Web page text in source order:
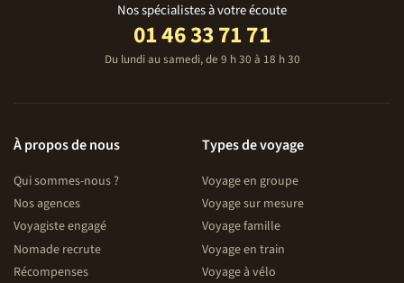
Nos spécialistes à votre écoute
01 46 33 71 71
Du lundi au samedi, de 9 h 30 à 18 h 30
À propos de nous
Qui sommes-nous ?
Nos agences
Voyagiste engagé
Nomade recrute
Récompenses
Types de voyage
Voyage en groupe
Voyage sur mesure
Voyage famille
Voyage en train
Voyage à vélo